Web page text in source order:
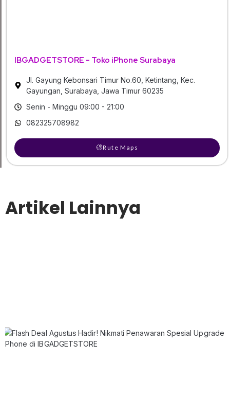
IBGADGETSTORE - Toko iPhone Surabaya
Jl. Gayung Kebonsari Timur No.60, Ketintang, Kec.
Gayungan, Surabaya, Jawa Timur 60235
Senin - Minggu 09:00 - 21:00
082325708982
Rute Maps
Artikel Lainnya